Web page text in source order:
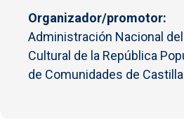
Organizador/promotor
Administración Nacional
Cultural de la República
de Comunidades de